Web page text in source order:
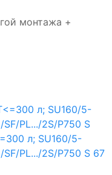
монтажа +
л; SU160/5-
PL.../2S/P750 S 67